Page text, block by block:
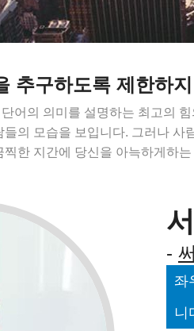
추구하도록 제한하
어의 의미를 설명하는 최고의
의 모습을 보입니다. 그러나
한 지간에 당신을 아늑하게하
-
좌
니